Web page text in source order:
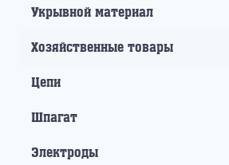
Укрывной материал
Хозяйственные товары
Цепи
Шпагат
Электроды